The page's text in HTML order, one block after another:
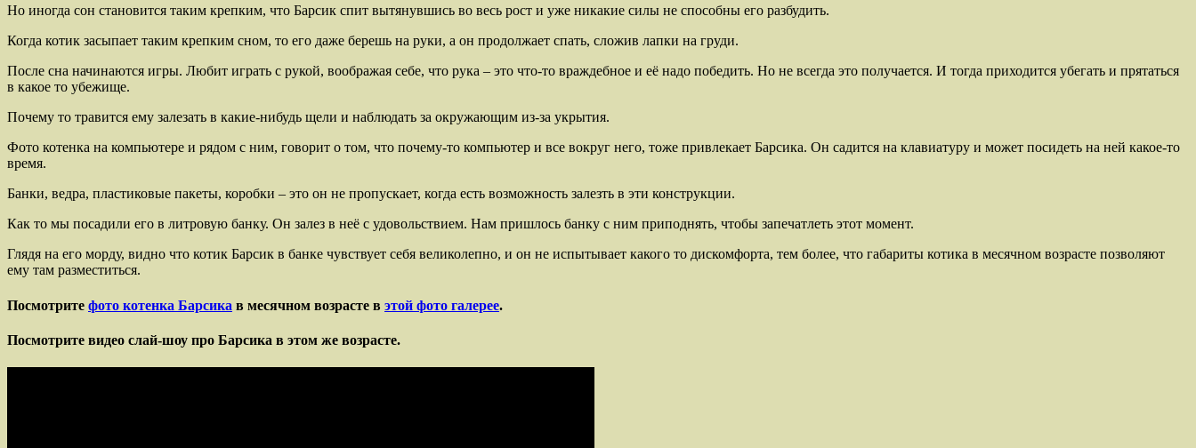
Но иногда сон становится таким крепким, что Барсик спит вытянувшись во весь рост и уже никакие силы не способны его разбудить.
Когда котик засыпает таким крепким сном, то его даже берешь на руки, а он продолжает спать, сложив лапки на груди.
После сна начинаются игры. Любит играть с рукой, воображая себе, что рука – это что-то враждебное и её надо победить. Но не всегда это получается. И тогда приходится убегать и прятаться
в какое то убежище.
Почему то травится ему залезать в какие-нибудь щели и наблюдать за окружающим из-за укрытия.
Фото котенка на компьютере и рядом с ним, говорит о том, что почему-то компьютер и все вокруг него, тоже привлекает Барсика. Он садится на клавиатуру и может посидеть на ней какое-то
время.
Банки, ведра, пластиковые пакеты, коробки – это он не пропускает, когда есть возможность залезть в эти конструкции.
Как то мы посадили его в литровую банку. Он залез в неё с удовольствием. Нам пришлось банку с ним приподнять, чтобы запечатлеть этот момент.
Глядя на его морду, видно что котик Барсик в банке чувствует себя великолепно, и он не испытывает какого то дискомфорта, тем более, что габариты котика в месячном возрасте позволяют
ему там разместиться.
Посмотрите фото котенка Барсика в месячном возрасте в этой фото галерее.
Посмотрите видео слай-шоу про Барсика в этом же возрасте.